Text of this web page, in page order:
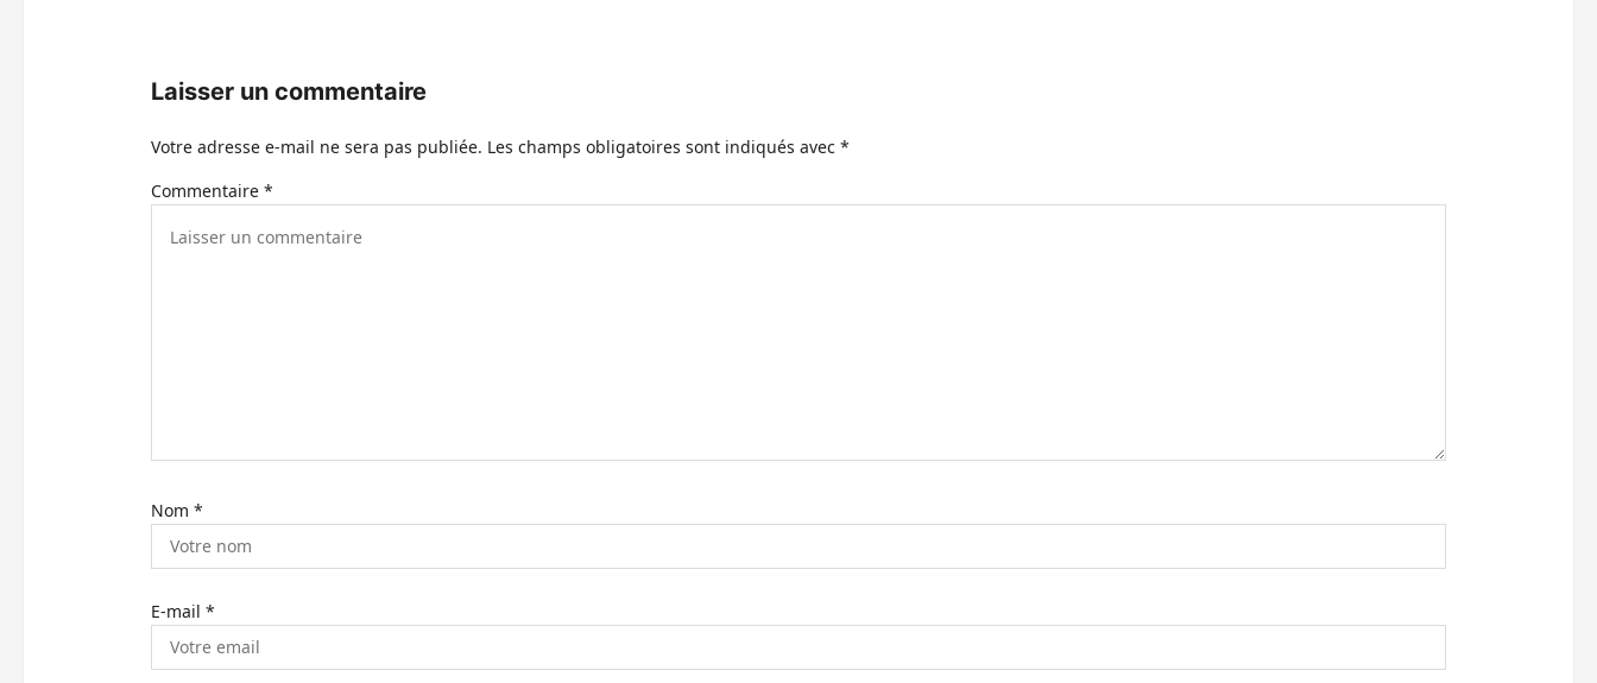
’
a
e
Laisser un commentaire
Votre adresse e-mail ne sera pas publiée. Les champs obligatoires sont indiqués avec *
Commentaire *
Nom *
E-mail *